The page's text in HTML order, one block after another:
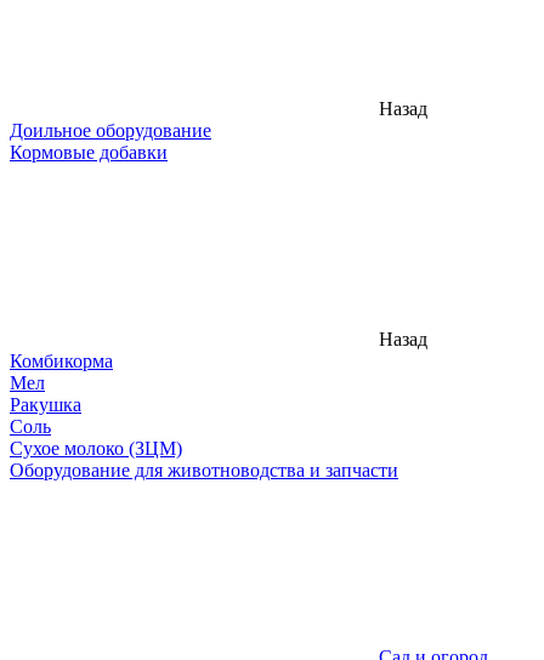
Назад
Доильное оборудование
Кормовые добавки
Назад
Комбикорма
Мел
Ракушка
Соль
Сухое молоко (ЗЦМ)
Оборудование для животноводства и запчасти